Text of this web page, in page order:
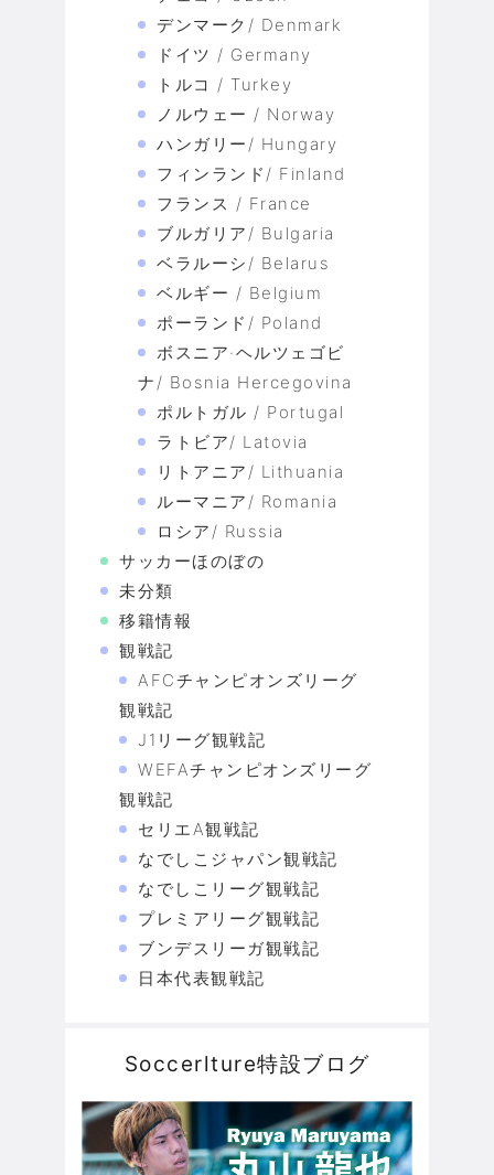
デンマーク/ Denmark
ドイツ / Germany
トルコ / Turkey
ノルウェー / Norway
ハンガリー/ Hungary
フィンランド/ Finland
フランス / France
ブルガリア/ Bulgaria
ベラルーシ/ Belarus
ベルギー / Belgium
ポーランド/ Poland
ボスニア·ヘルツェゴビ
ナ/ Bosnia Hercegovina
ポルトガル / Portugal
ラトビア/ Latovia
リトアニア/ Lithuania
ルーマニア/ Romania
ロシア/ Russia
サッカーほのぼの
未分類
移籍情報
観戦記
AFCチャンピオンズリーグ
観戦記
J1リーグ観戦記
WEFAチャンピオンズリーグ
観戦記
セリエA観戦記
なでしこジャパン観戦記
なでしこリーグ観戦記
プレミアリーグ観戦記
ブンデスリーガ観戦記
日本代表観戦記
Soccerlture特設ブログ